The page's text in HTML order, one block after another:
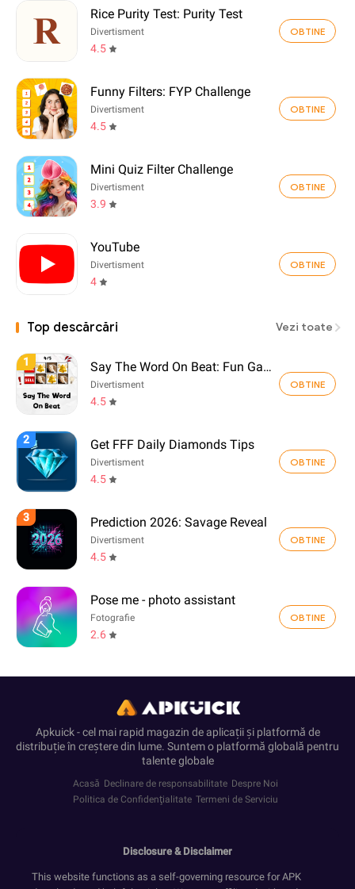
Rice Purity Test: Purity Test
Divertisment
4.5
OBTINE
Funny Filters: FYP Challenge
Divertisment
4.5
OBTINE
Mini Quiz Filter Challenge
Divertisment
3.9
OBTINE
YouTube
Divertisment
4
OBTINE
Top descărcări Vezi toate
1 Say The Word On Beat: Fun Game
Divertisment
4.5
OBTINE
2 Get FFF Daily Diamonds Tips
Divertisment
4.5
OBTINE
3 Prediction 2026: Savage Reveal
Divertisment
4.5
OBTINE
Pose me - photo assistant
Fotografie
2.6
OBTINE
Apkuick - cel mai rapid magazin de aplicații și platformă de
distribuție în creștere din lume. Suntem o platformă globală pentru
talente globale
Acasă Declinare de responsabilitate Despre Noi
Politica de Confidenţialitate Termeni de Serviciu
Disclosure & Disclaimer
This website functions as a self-governing resource for APK